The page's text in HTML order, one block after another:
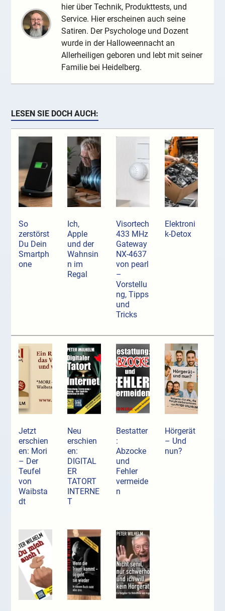
hier über Technik, Produkttests, und
Service. Hier erscheinen auch seine
Satiren. Der Psychologe und Dozent
wurde in der Halloweennacht an
Allerheiligen geboren und lebt mit seiner
Familie bei Heidelberg.
LESEN SIE DOCH AUCH:
So
zerstörst
Du Dein
Smartph
one
Ich,
Apple
und der
Wahnsin
n im
Regal
Visortech
433 MHz
Gateway
NX-4637
von pearl
–
Vorstellu
ng, Tipps
und
Tricks
Elektroni
k-Detox
Jetzt
erschien
en: Mori
– Der
Teufel
von
Waibsta
dt
Neu
erschien
en:
DIGITAL
ER
TATORT
INTERNE
T
Bestatter
:
Abzocke
und
Fehler
vermeide
n
Hörgerät
– Und
nun?